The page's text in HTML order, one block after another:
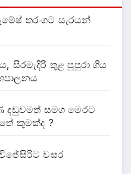
තරංගට සැරයන්
සිරමැදිරි තුළ පුපුරා ගිය
සමග මෙරට
කුමක්ද ?
වසර